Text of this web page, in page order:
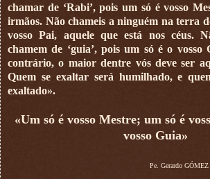
chamar de ‘Rabi’, pois um só é vosso
irmãos. Não chameis a ninguém na terra
vosso Pai, aquele que está nos céus.
chamem de ‘guia’, pois um só é o
contrário, o maior dentre vós deve ser
Quem se exaltar será humilhado, e
exaltado».
«Um só é vosso Mestre; um só é
vosso Guia»
Pe. Gerardo